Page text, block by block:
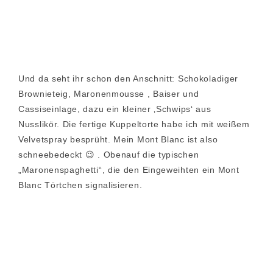
Und da seht ihr schon den Anschnitt: Schokoladiger
Brownieteig, Maronenmousse , Baiser und
Cassiseinlage, dazu ein kleiner ‚Schwips‘ aus
Nusslikör. Die fertige Kuppeltorte habe ich mit weißem
Velvetspray besprüht. Mein Mont Blanc ist also
schneebedeckt 😉 . Obenauf die typischen
„Maronenspaghetti“, die den Eingeweihten ein Mont
Blanc Törtchen signalisieren.